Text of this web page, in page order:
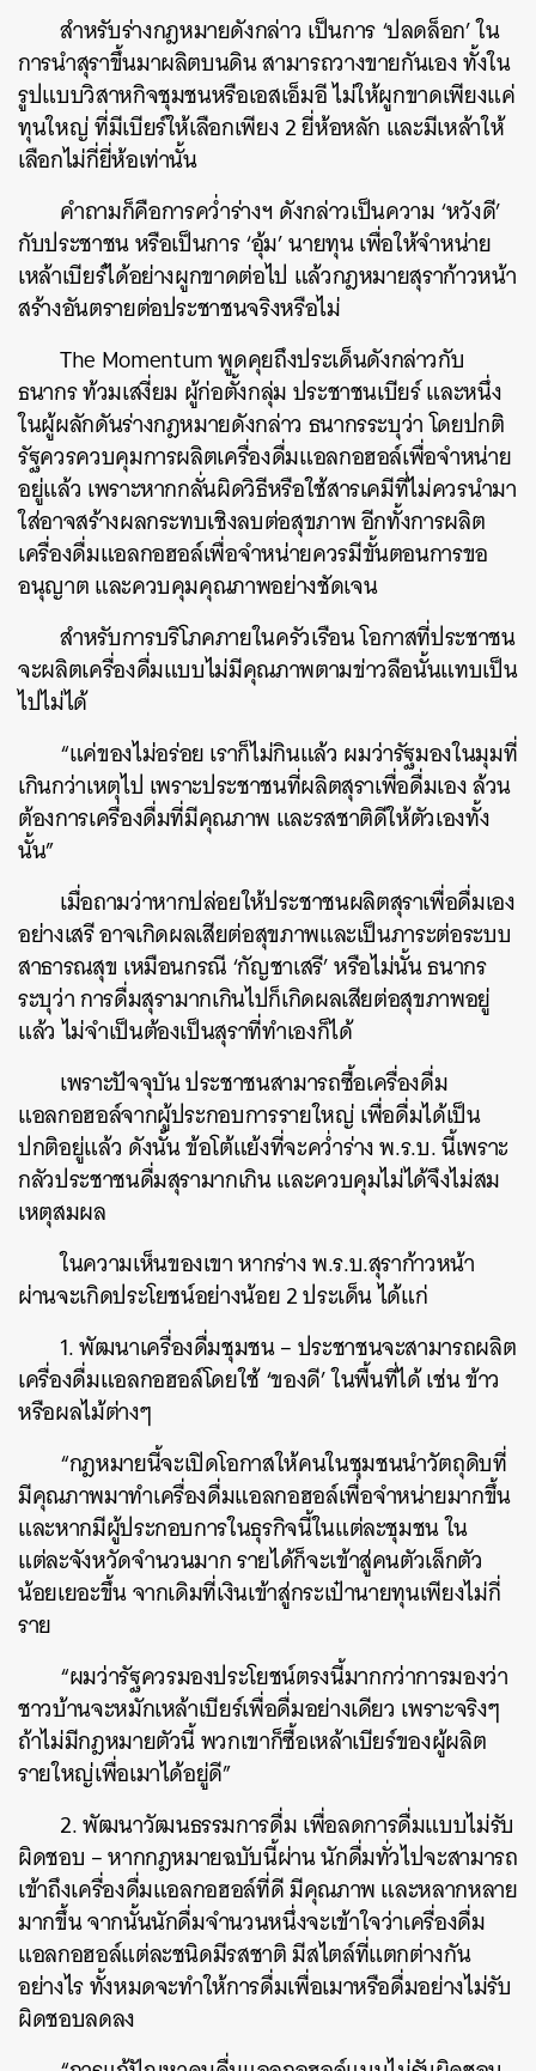
สำหรับร่างกฎหมายดังกล่าว เป็นการ ‘ปลดล็อก’ ใน
การนำสุราขึ้นมาผลิตบนดิน สามารถวางขายกันเอง ทั้งใน
รูปแบบวิสาหกิจชุมชนหรือเอสเอ็มอี ไม่ให้ผูกขาดเพียงแค่
ทุนใหญ่ ที่มีเบียร์ให้เลือกเพียง 2 ยี่ห้อหลัก และมีเหล้าให้
เลือกไม่กี่ยี่ห้อเท่านั้น
คำถามก็คือการคว่ำร่างฯ ดังกล่าวเป็นความ ‘หวังดี’
กับประชาชน หรือเป็นการ ‘อุ้ม’ นายทุน เพื่อให้จำหน่าย
เหล้าเบียร์ได้อย่างผูกขาดต่อไป แล้วกฎหมายสุราก้าวหน้า
สร้างอันตรายต่อประชาชนจริงหรือไม่
The Momentum พูดคุยถึงประเด็นดังกล่าวกับ
ธนากร ท้วมเสงี่ยม ผู้ก่อตั้งกลุ่ม ประชาชนเบียร์ และหนึ่ง
ในผู้ผลักดันร่างกฎหมายดังกล่าว ธนากรระบุว่า โดยปกติ
รัฐควรควบคุมการผลิตเครื่องดื่มแอลกอฮอล์เพื่อจำหน่าย
อยู่แล้ว เพราะหากกลั่นผิดวิธีหรือใช้สารเคมีที่ไม่ควรนำมา
ใส่อาจสร้างผลกระทบเชิงลบต่อสุขภาพ อีกทั้งการผลิต
เครื่องดื่มแอลกอฮอล์เพื่อจำหน่ายควรมีขั้นตอนการขอ
อนุญาต และควบคุมคุณภาพอย่างชัดเจน
สำหรับการบริโภคภายในครัวเรือน โอกาสที่ประชาชน
จะผลิตเครื่องดื่มแบบไม่มีคุณภาพตามข่าวลือนั้นแทบเป็น
ไปไม่ได้
“แค่ของไม่อร่อย เราก็ไม่กินแล้ว ผมว่ารัฐมองในมุมที่
เกินกว่าเหตุไป เพราะประชาชนที่ผลิตสุราเพื่อดื่มเอง ล้วน
ต้องการเครื่องดื่มที่มีคุณภาพ และรสชาติดีให้ตัวเองทั้ง
นั้น”
เมื่อถามว่าหากปล่อยให้ประชาชนผลิตสุราเพื่อดื่มเอง
อย่างเสรี อาจเกิดผลเสียต่อสุขภาพและเป็นภาระต่อระบบ
สาธารณสุข เหมือนกรณี ‘กัญชาเสรี’ หรือไม่นั้น ธนากร
ระบุว่า การดื่มสุรามากเกินไปก็เกิดผลเสียต่อสุขภาพอยู่
แล้ว ไม่จำเป็นต้องเป็นสุราที่ทำเองก็ได้
เพราะปัจจุบัน ประชาชนสามารถซื้อเครื่องดื่ม
แอลกอฮอล์จากผู้ประกอบการรายใหญ่ เพื่อดื่มได้เป็น
ปกติอยู่แล้ว ดังนั้น ข้อโต้แย้งที่จะคว่ำร่าง พ.ร.บ. นี้เพราะ
กลัวประชาชนดื่มสุรามากเกิน และควบคุมไม่ได้จึงไม่สม
เหตุสมผล
ในความเห็นของเขา หากร่าง พ.ร.บ.สุราก้าวหน้า
ผ่านจะเกิดประโยชน์อย่างน้อย 2 ประเด็น ได้แก่
1. พัฒนาเครื่องดื่มชุมชน – ประชาชนจะสามารถผลิต
เครื่องดื่มแอลกอฮอล์โดยใช้ ‘ของดี’ ในพื้นที่ได้ เช่น ข้าว
หรือผลไม้ต่างๆ
“กฎหมายนี้จะเปิดโอกาสให้คนในชุมชนนำวัตถุดิบที่
มีคุณภาพมาทำเครื่องดื่มแอลกอฮอล์เพื่อจำหน่ายมากขึ้น
และหากมีผู้ประกอบการในธุรกิจนี้ในแต่ละชุมชน ใน
แต่ละจังหวัดจำนวนมาก รายได้ก็จะเข้าสู่คนตัวเล็กตัว
น้อยเยอะขึ้น จากเดิมที่เงินเข้าสู่กระเป๋านายทุนเพียงไม่กี่
ราย
“ผมว่ารัฐควรมองประโยชน์ตรงนี้มากกว่าการมองว่า
ชาวบ้านจะหมักเหล้าเบียร์เพื่อดื่มอย่างเดียว เพราะจริงๆ
ถ้าไม่มีกฎหมายตัวนี้ พวกเขาก็ซื้อเหล้าเบียร์ของผู้ผลิต
รายใหญ่เพื่อเมาได้อยู่ดี”
2. พัฒนาวัฒนธรรมการดื่ม เพื่อลดการดื่มแบบไม่รับ
ผิดชอบ – หากกฎหมายฉบับนี้ผ่าน นักดื่มทั่วไปจะสามารถ
เข้าถึงเครื่องดื่มแอลกอฮอล์ที่ดี มีคุณภาพ และหลากหลาย
มากขึ้น จากนั้นนักดื่มจำนวนหนึ่งจะเข้าใจว่าเครื่องดื่ม
แอลกอฮอล์แต่ละชนิดมีรสชาติ มีสไตล์ที่แตกต่างกัน
อย่างไร ทั้งหมดจะทำให้การดื่มเพื่อเมาหรือดื่มอย่างไม่รับ
ผิดชอบลดลง